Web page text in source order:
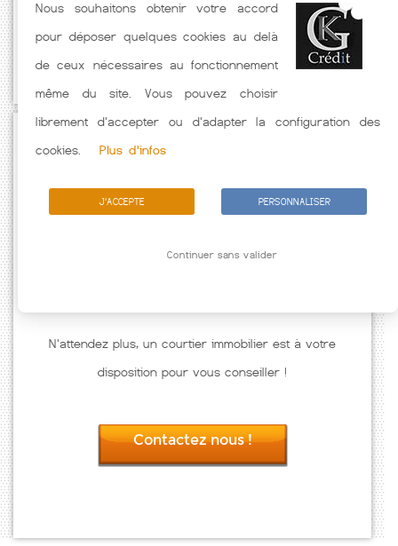
Immobilier pratiqués par nos partenaires bancaires. Meilleur Taux
hors assurance. Taux crédit immobilier indicatif fonction des
caractéristiques de l'emprunteur.
N'attendez plus, un courtier immobilier est à votre
disposition pour vous conseiller !
Contactez nous !
Nous souhaitons obtenir votre accord
pour déposer quelques cookies au delà
de ceux nécessaires au fonctionnement
même du site. Vous pouvez choisir
librement d'accepter ou d'adapter la configuration des
cookies.
Plus d'infos
J'ACCEPTE PERSONNALISER
Continuer sans valider